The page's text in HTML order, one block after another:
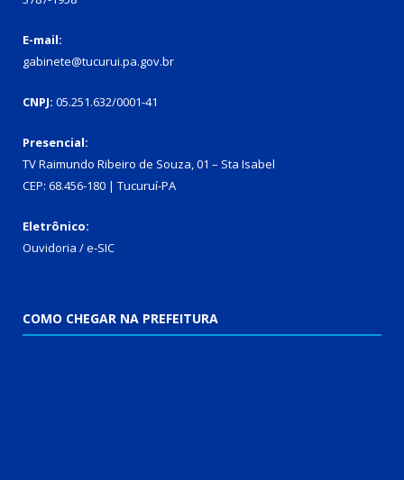
E-mail:
gabinete@tucurui.pa.gov.br
CNPJ: 05.251.632/0001-41
Presencial:
TV Raimundo Ribeiro de Souza, 01 – Sta Isabel
CEP: 68.456-180 | Tucuruí-PA
Eletrônico:
Ouvidoria /e-SIC
COMO CHEGAR NA PREFEITURA